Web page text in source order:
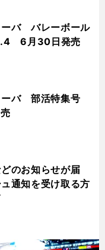
ーバ バレーボール
6月30日発売
ーバ 部活特集号
のお知らせが届
通知を受け取る方